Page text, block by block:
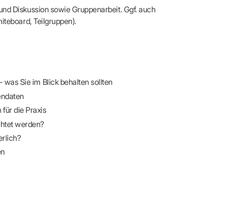
Diskussion sowie Gruppenarbeit. Ggf. auch
Teilgruppen).
was Sie im Blick behalten sollten
für die Praxis
werden?